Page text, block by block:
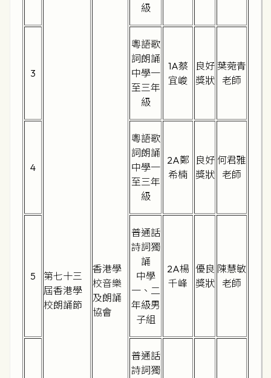
第七十三
屆香港學
校朗誦節
香港學
校音樂
及朗誦
協會
級
3
粵語歌
詞朗誦
中學一
至三年
級
1A蔡
宜峻
良好
獎狀
葉菀青
老師
4
粵語歌
詞朗誦
中學一
至三年
級
2A鄭
希楠
良好
獎狀
何君雅
老師
5
普通話
詩詞獨
誦
中學
一、二
年級男
子組
2A楊
千峰
優良
獎狀
陳慧敏
老師
普通話
詩詞獨